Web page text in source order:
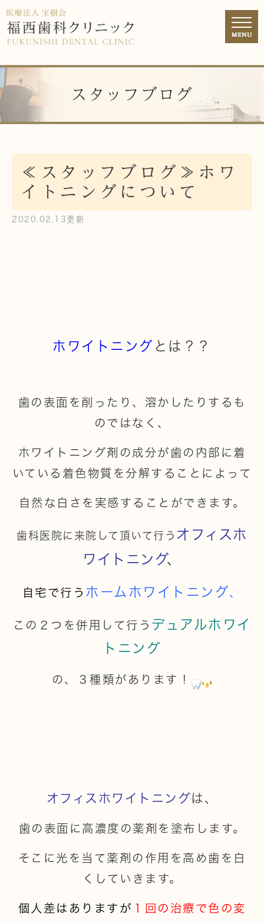
スタッフブログ
≪スタッフブログ≫ホワ
イトニングについて
2020.02.13更新
ホワイトニング とは？？
歯の表面を削ったり、溶かしたりするも
のではなく、
ホワイトニング剤の成分が歯の内部に着
いている着色物質を分解することによって
自然な白さを実感することができます。
歯科医院に来院して頂いて行う オフィスホ
ワイトニング、
自宅で行う ホームホワイトニング、
この２つを併用して行う デュアルホワイ
トニング
の、３種類があります！
オフィスホワイトニングは、
歯の表面に高濃度の薬剤を塗布します。
そこに光を当て薬剤の作用を高め歯を白
くしていきます。
個人差はありますが １回の治療で色の変